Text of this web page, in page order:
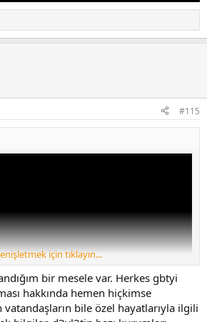
#115
için tıklayın...
bir mesele var. Herkes gbtyi
hakkında hemen hiçkimse
vatandaşların bile özel hayatlarıyla ilgili